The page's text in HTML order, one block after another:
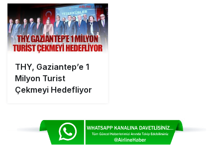
Gitti
THY, Gaziantep’e 1
Milyon Turist
Çekmeyi Hedefliyor